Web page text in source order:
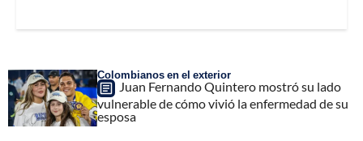
Colombianos en el exterior
Juan Fernando Quintero mostró su lado
vulnerable de cómo vivió la enfermedad de su
esposa